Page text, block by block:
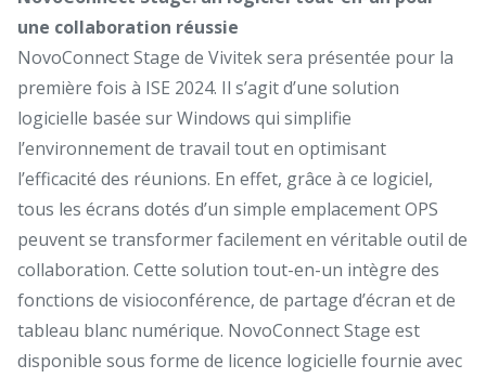
une collaboration réussie
NovoConnect Stage de Vivitek sera présentée pour la
première fois à ISE 2024. Il s’agit d’une solution
logicielle basée sur Windows qui simplifie
l’environnement de travail tout en optimisant
l’efficacité des réunions. En effet, grâce à ce logiciel,
tous les écrans dotés d’un simple emplacement OPS
peuvent se transformer facilement en véritable outil de
collaboration. Cette solution tout-en-un intègre des
fonctions de visioconférence, de partage d’écran et de
tableau blanc numérique. NovoConnect Stage est
disponible sous forme de licence logicielle fournie avec